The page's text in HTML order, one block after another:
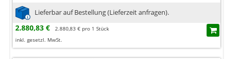
Lieferbar auf Bestellung (Lieferzeit anfragen).
2.880,83 €
2.880,83 € pro 1 Stück
inkl. gesetzl. MwSt.